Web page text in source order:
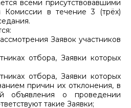
всеми присутствовавшими
Комиссии в течение 3 (трёх)
Заявок участников
отбора, Заявки которых
отбора, Заявки которых
причин их отклонения, в
объявления о проведении
такие Заявки;